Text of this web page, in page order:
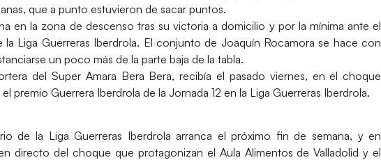
que a punto estuvieron de sacar puntos.
en la zona de descenso tras su victoria a domicilio y por la mínima ante el
la Liga Guerreras Iberdrola. El conjunto de Joaquín Rocamora se hace con
un poco más de la parte baja de la tabla.
del Super Amara Bera Bera, recibía el pasado viernes, en el choque
premio Guerrera Iberdrola de la Jornada 12 en la Liga Guerreras Iberdrola.
de la Liga Guerreras Iberdrola arranca el próximo fin de semana, y en
directo del choque que protagonizan el Aula Alimentos de Valladolid y el